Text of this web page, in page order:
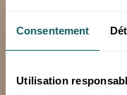
Consentement
Utilisation
avec